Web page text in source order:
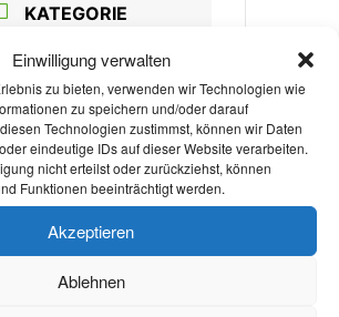
Einwilligung verwalten
zu bieten, verwenden wir Technologien wie
zu speichern und/oder darauf
Technologien zustimmst, können wir Daten
eindeutige IDs auf dieser Website verarbeiten.
nicht erteilst oder zurückziehst, können
Funktionen beeinträchtigt werden.
Akzeptieren
Ablehnen
KATEGORIE
Nachhaltigkeit
VERANSTALTER
OECHERLAB
http://www.oecherlab.